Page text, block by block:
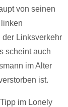
von seinen
der Linksverkehr
scheint auch
im Alter
ist.
im Lonely